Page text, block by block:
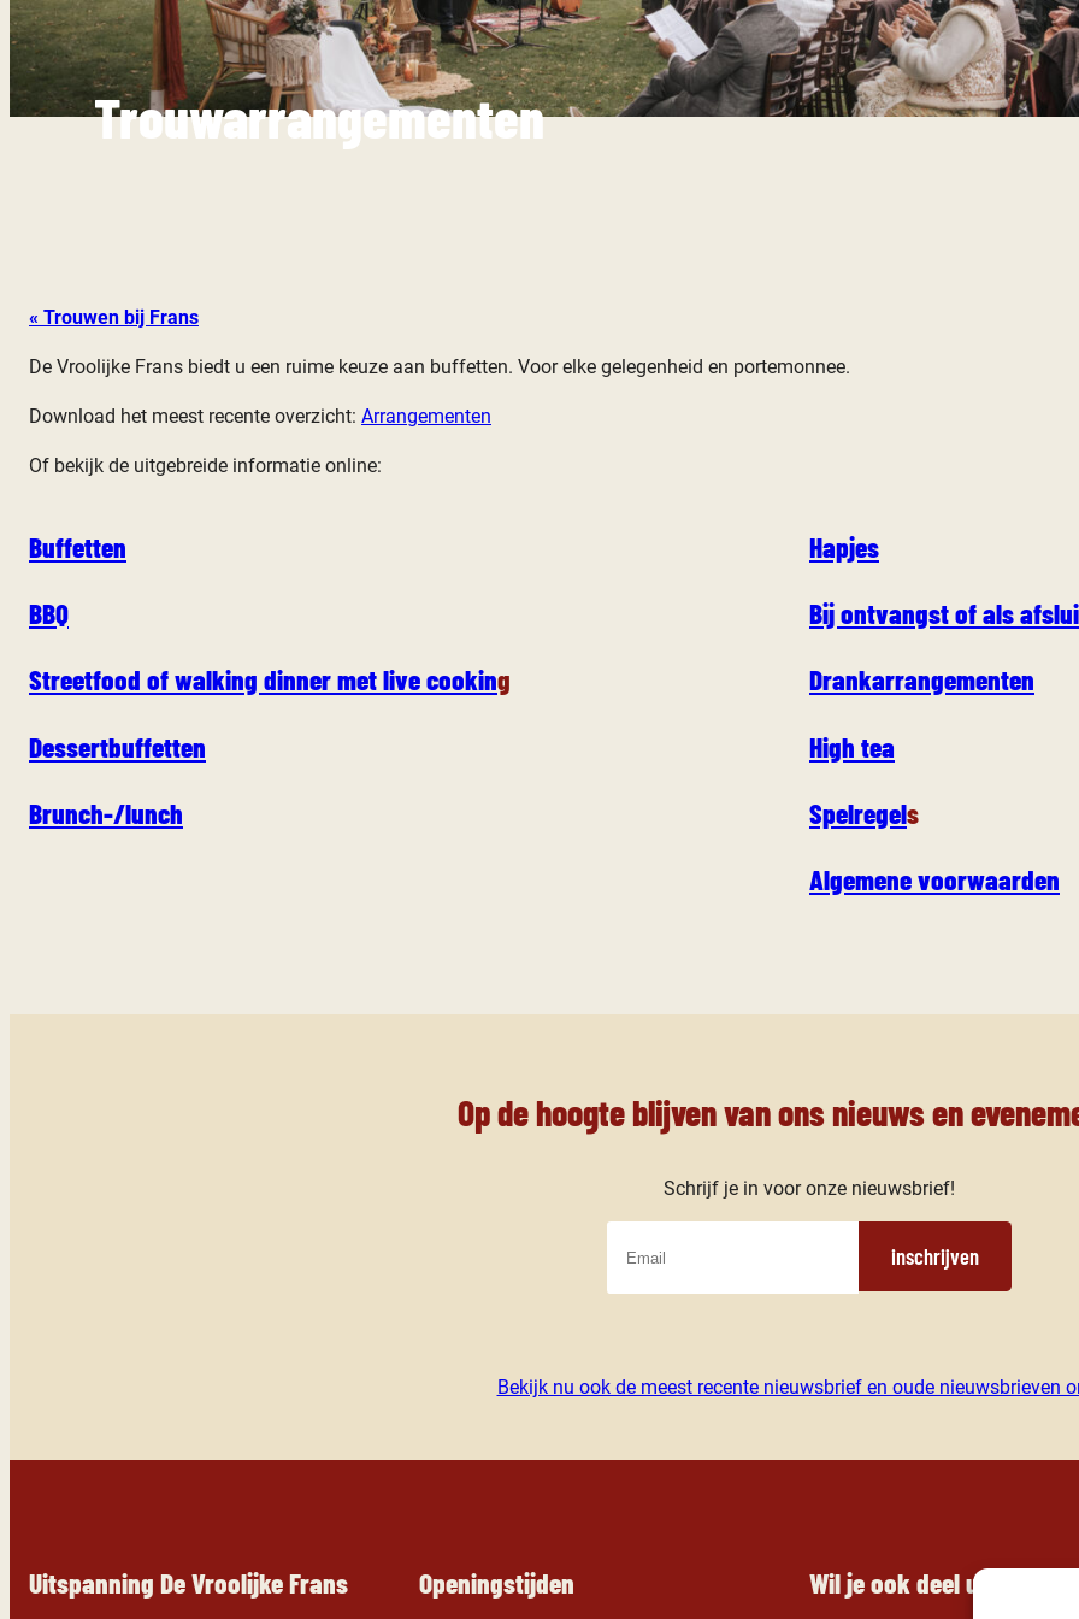
Trouwarrangementen
« Trouwen bij Frans
De Vroolijke Frans biedt u een ruime keuze aan buffetten. Voor elke gelegenheid en portemonnee.
Download het meest recente overzicht: Arrangementen
Of bekijk de uitgebreide informatie online:
Buffetten
BBQ
Streetfood of walking dinner met live cooking
Dessertbuffetten
Brunch-/lunch
Hapjes
Bij ontvangst of als
Drankarrangementen
High tea
Spelregels
Algemene voorwaarden
Op de hoogte blijven van ons nieuws en
Schrijf je in voor onze nieuwsbrief!
inschrijven
Bekijk nu ook de meest recente nieuwsbrief en oude nieuwsbrieven
Uitspanning De Vroolijke Frans Openingstijden Wil je ook deel uitmaken